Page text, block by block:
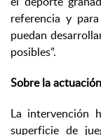
referencia y
puedan
posibles”.
Sobre la actuación
La intervención
superficie de